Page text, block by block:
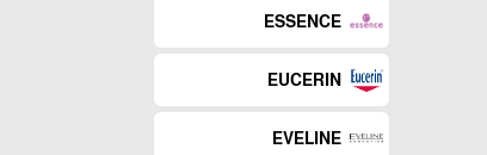
ESSENCE
EUCERIN
EVELINE